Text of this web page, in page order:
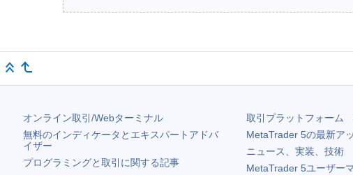
オンライン取引/Webターミナル
無料のインディケータとエキスパートアドバ
イザー
プログラミングと取引に関する記事
取引プラットフォーム
MetaTrader 5の最新ア
ニュース、実装、技術
MetaTrader 5ユーザー